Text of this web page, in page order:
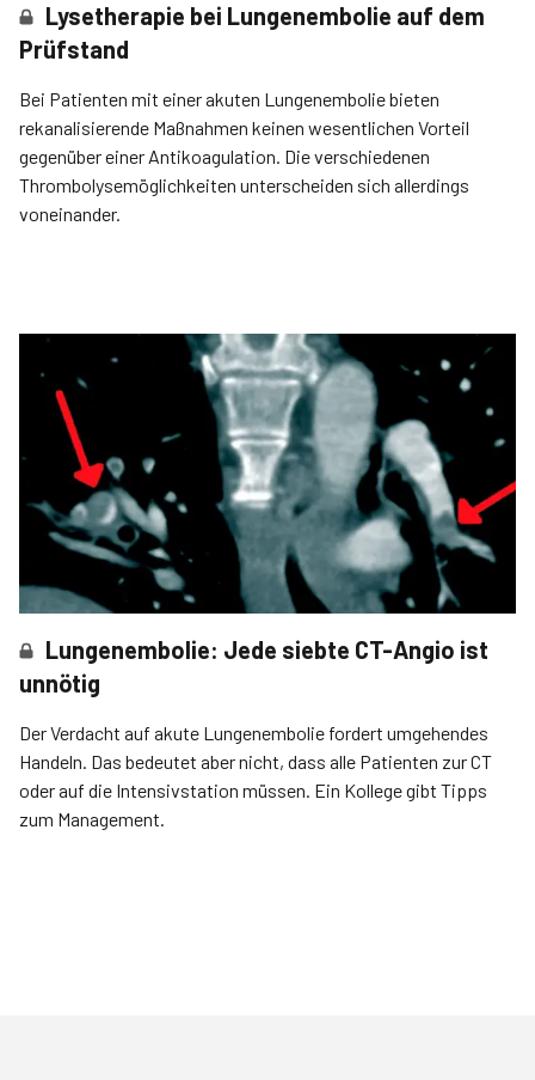
Lysetherapie bei Lungenembolie auf dem
Prüfstand
Bei Patienten mit einer akuten Lungenembolie bieten
rekanalisierende Maßnahmen keinen wesentlichen Vorteil
gegenüber einer Antikoagulation. Die verschiedenen
Thrombolysemöglichkeiten unterscheiden sich allerdings
voneinander.
Lungenembolie: Jede siebte CT-Angio ist
unnötig
Der Verdacht auf akute Lungenembolie fordert umgehendes
Handeln. Das bedeutet aber nicht, dass alle Patienten zur CT
oder auf die Intensivstation müssen. Ein Kollege gibt Tipps
zum Management.